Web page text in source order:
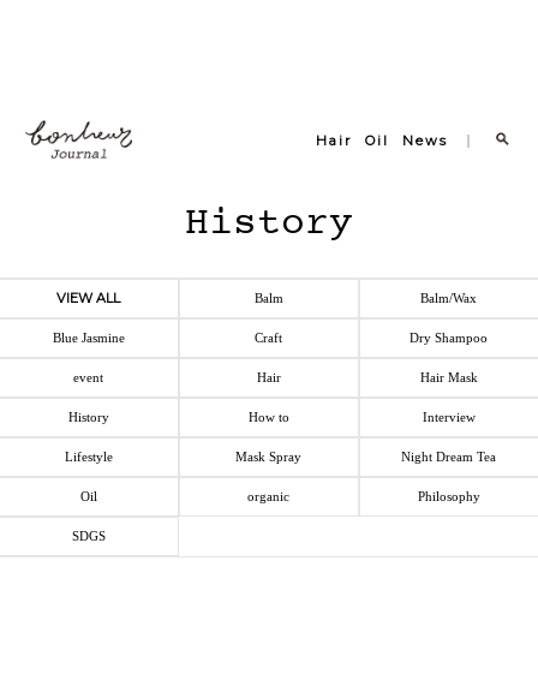
Hair Oil News
History
VIEW ALL Balm Balm/Wax
Blue Jasmine Craft Dry Shampoo
event Hair Hair Mask
History How to Interview
Lifestyle Mask Spray Night Dream Tea
Oil organic Philosophy
SDGS